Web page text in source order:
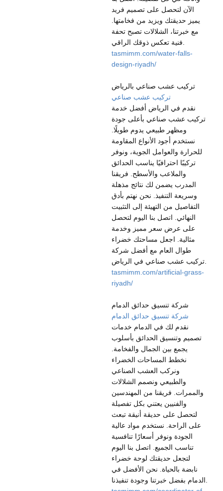
الآن لتحصل على تصميم فريد
يميز حديقتك ويزيد من فخامتها.
مع خبرتنا، الشلالات تصبح تحفة
tasmimm.com/water-falls-
design-riyadh/
تركيب عشب صناعي بالرياض
تركيب عشب صناعي
نقدم في الرياض أفضل خدمة
تركيب عشب صناعي بأعلى جودة
ومظهر طبيعي يدوم طويلًا.
نستخدم أجود الأنواع المقاومة
للحرارة والعوامل الجوية، ونوفر
تركيبًا احترافيًا يناسب الحدائق
والملاعب والأسطح. فريقنا
المدرب يضمن لك نتائج مذهلة
وسريعة التنفيذ. نحن نهتم بأدق
التفاصيل من التهيئة إلى التثبيت
النهائي. اتصل بنا اليوم لتحصل
على عرض سعر مميز وخدمة
مثالية. اجعل مساحتك خضراء
طوال العام مع أفضل شركة
tasmimm.com/artificial-grass-
riyadh/
شركة تنسيق حدائق الدمام
شركة تنسيق حدائق الدمام
نقدم لك في الدمام خدمات
تصميم وتنسيق الحدائق بأسلوب
يجمع بين الجمال والفخامة.
نخطط المساحات الخضراء
ونركب العشب الصناعي
والطبيعي ونصمم الشلالات
والممرات. فريقنا من المهندسين
والفنيين يعتني بكل تفصيلة
لتحصل على حديقة أنيقة تبعث
على الراحة. نستخدم مواد عالية
الجودة ونوفر أسعارًا تنافسية
تناسب الجميع. اتصل بنا اليوم
لتجعل حديقتك لوحة خضراء
نابضة بالحياة. نحن الأفضل في